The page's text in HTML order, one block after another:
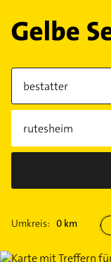
Umkreis: 0 km